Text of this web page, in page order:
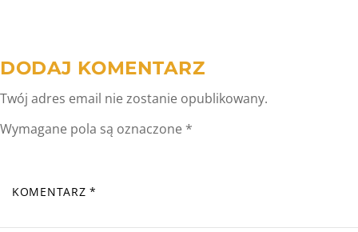
DODAJ KOMENTARZ
Twój adres email nie zostanie opublikowany.
Wymagane pola są oznaczone *
KOMENTARZ *